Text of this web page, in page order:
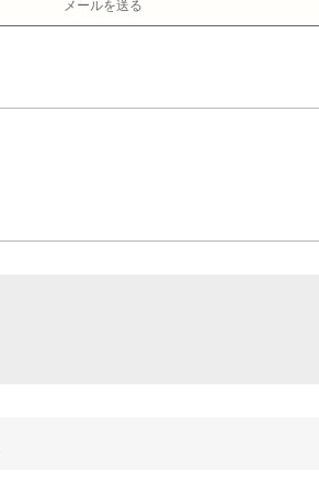
メールを送る